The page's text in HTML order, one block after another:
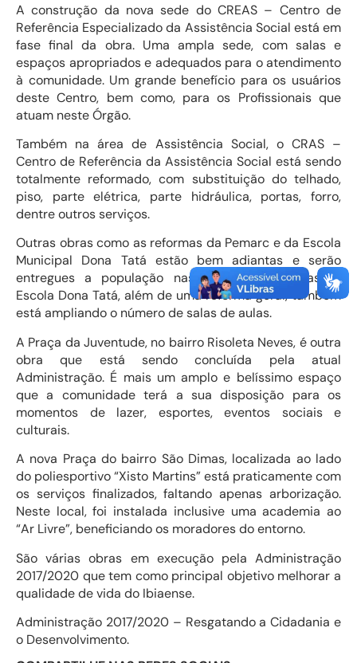
A construção da nova sede do CREAS – Centro de
Referência Especializado da Assistência Social está em
fase final da obra. Uma ampla sede, com salas e
espaços apropriados e adequados para o atendimento
à comunidade. Um grande benefício para os usuários
deste Centro, bem como, para os Profissionais que
atuam neste Órgão.
Também na área de Assistência Social, o CRAS –
Centro de Referência da Assistência Social está sendo
totalmente reformado, com substituição do telhado,
piso, parte elétrica, parte hidráulica, portas, forro,
dentre outros serviços.
Outras obras como as reformas da Pemarc e da Escola
Municipal Dona Tatá estão bem adiantas e serão
entregues a população nas próximas semanas. A
Escola Dona Tatá, além de uma reforma geral, também
está ampliando o número de salas de aulas.
A Praça da Juventude, no bairro Risoleta Neves, é outra
obra que está sendo concluída pela atual
Administração. É mais um amplo e belíssimo espaço
que a comunidade terá a sua disposição para os
momentos de lazer, esportes, eventos sociais e
culturais.
A nova Praça do bairro São Dimas, localizada ao lado
do poliesportivo “Xisto Martins” está praticamente com
os serviços finalizados, faltando apenas arborização.
Neste local, foi instalada inclusive uma academia ao
“Ar Livre”, beneficiando os moradores do entorno.
São várias obras em execução pela Administração
2017/2020 que tem como principal objetivo melhorar a
qualidade de vida do Ibiaense.
Administração 2017/2020 – Resgatando a Cidadania e
o Desenvolvimento.